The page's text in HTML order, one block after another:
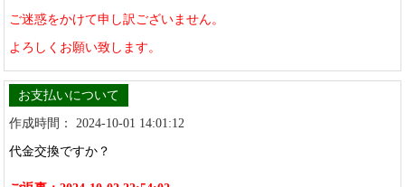
ご迷惑をかけて申し訳ございません。
よろしくお願い致します。
お支払いについて
作成時間： 2024-10-01 14:01:12
代金交換ですか？